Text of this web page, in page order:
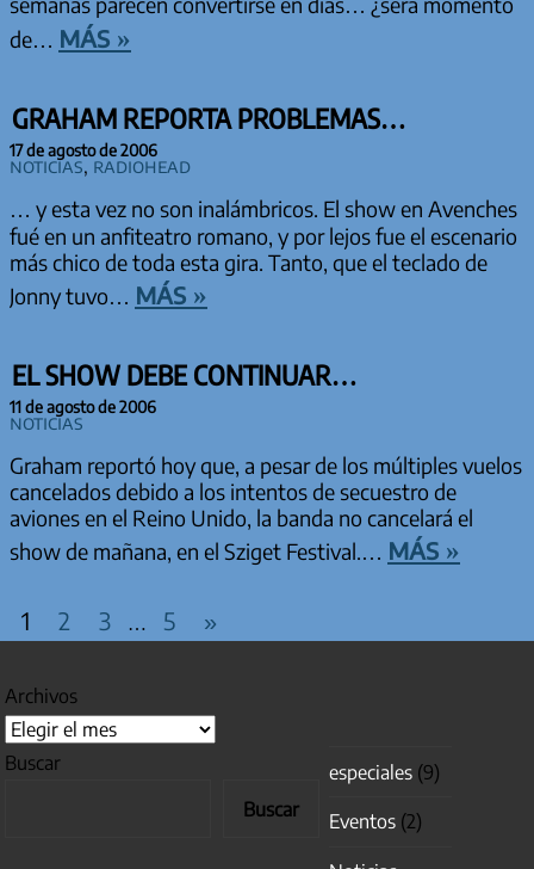
de… más »
GRAHAM REPORTA PROBLEMAS…
17 de agosto de 2006
Noticias, Radiohead
… y esta vez no son inalámbricos. El show en Avenches
fué en un anfiteatro romano, y por lejos fue el escenario
más chico de toda esta gira. Tanto, que el teclado de
Jonny tuvo… más »
EL SHOW DEBE CONTINUAR…
11 de agosto de 2006
Noticias
Graham reportó hoy que, a pesar de los múltiples vuelos
cancelados debido a los intentos de secuestro de
aviones en el Reino Unido, la banda no cancelará el
show de mañana, en el Sziget Festival.… más »
PAGINACIÓN DE ENTRADAS
1 2 3 … 5
Entradas
»
Archivos
Buscar
Buscar
especiales (9)
Eventos (2)